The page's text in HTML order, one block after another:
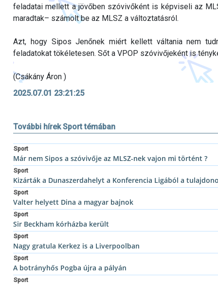
feladatai mellett a jövőben szóvivőként is képviseli az
maradtak– számolt be az MLSZ a változtatásról.
Azt, hogy Sipos Jenőnek miért kellett váltania nem
feladatokat tökéletesen. Sőt a VPOP szóvivőjeként is
(Csákány Áron )
2025.07.01 23:21:25
További hírek Sport témában
Sport
Már nem Sipos a szóvivője az MLSZ-nek vajon mi történt ?
Sport
Kizárták a Dunaszerdahelyt a Konferencia Ligából a
Sport
Valter helyett Dina a magyar bajnok
Sport
Sir Beckham kórházba került
Sport
Nagy gratula Kerkez is a Liverpoolban
Sport
A botrányhős Pogba újra a pályán
Sport